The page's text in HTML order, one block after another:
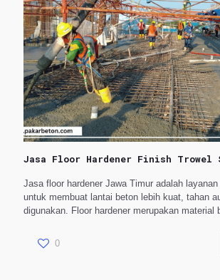
Jasa Floor Hardener Finish Trowel
Jasa floor hardener Jawa Timur adalah
untuk membuat lantai beton lebih kuat, tahan
digunakan. Floor hardener merupakan material
0